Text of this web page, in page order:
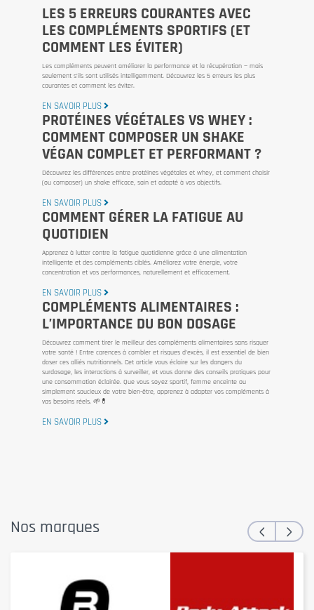
LES 5 ERREURS COURANTES AVEC
LES COMPLÉMENTS SPORTIFS (ET
COMMENT LES ÉVITER)
Les compléments peuvent améliorer la performance et la récupération — mais
seulement s’ils sont utilisés intelligemment. Découvrez les 5 erreurs les plus
courantes et comment les éviter.
EN SAVOIR PLUS
PROTÉINES VÉGÉTALES VS WHEY :
COMMENT COMPOSER UN SHAKE
VÉGAN COMPLET ET PERFORMANT ?
Découvrez les différences entre protéines végétales et whey, et comment choisir
(ou composer) un shake efficace, sain et adapté à vos objectifs.
EN SAVOIR PLUS
COMMENT GÉRER LA FATIGUE AU
QUOTIDIEN
Apprenez à lutter contre la fatigue quotidienne grâce à une alimentation
intelligente et des compléments ciblés. Améliorez votre énergie, votre
concentration et vos performances, naturellement et efficacement.
EN SAVOIR PLUS
COMPLÉMENTS ALIMENTAIRES :
L’IMPORTANCE DU BON DOSAGE
Découvrez comment tirer le meilleur des compléments alimentaires sans risquer
votre santé ! Entre carences à combler et risques d’excès, il est essentiel de bien
doser ces alliés nutritionnels. Cet article vous éclaire sur les dangers du
surdosage, les interactions à surveiller, et vous donne des conseils pratiques pour
une consommation éclairée. Que vous soyez sportif, femme enceinte ou
simplement soucieux de votre bien-être, apprenez à adapter vos compléments à
vos besoins réels. 🌱💊
EN SAVOIR PLUS
Nos marques ‹ ›